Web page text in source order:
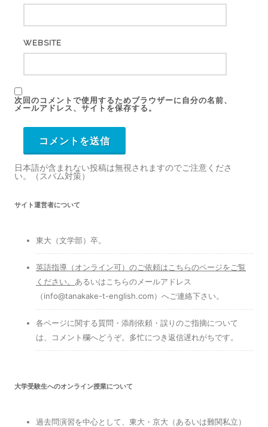
WEBSITE
次回のコメントで使用するためブラウザーに自分の名前、
メールアドレス、サイトを保存する。
日本語が含まれない投稿は無視されますのでご注意くださ
い。（スパム対策）
サイト運営者について
東大（文学部）卒。
英語指導（オンライン可）のご依頼はこちらのページをご覧
ください。 あるいはこちらのメールアドレス
（info@tanakake-t-english.com）へご連絡下さい。
各ページに関する質問・添削依頼・誤りのご指摘について
は、コメント欄へどうぞ。多忙につき返信遅れがちです。
大学受験生へのオンライン授業について
過去問演習を中心として、東大・京大（あるいは難関私立）